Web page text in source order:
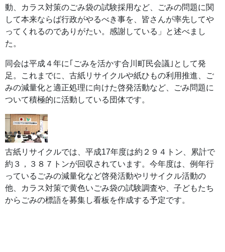
動、カラス対策のごみ袋の試験採用など、ごみの問題に関
して本来ならば行政がやるべき事を、皆さんが率先してや
ってくれるのでありがたい。感謝している」と述べまし
た。
同会は平成４年に｢ごみを活かす合川町民会議｣として発
足。これまでに、古紙リサイクルや紙ひもの利用推進、ご
みの減量化と適正処理に向けた啓発活動など、ごみ問題に
ついて積極的に活動している団体です。
古紙リサイクルでは、平成17年度は約２９４トン、累計で
約３，３８７トンが回収されています。今年度は、例年行
っているごみの減量化など啓発活動やリサイクル活動の
他、カラス対策で黄色いごみ袋の試験調査や、子どもたち
からごみの標語を募集し看板を作成する予定です。